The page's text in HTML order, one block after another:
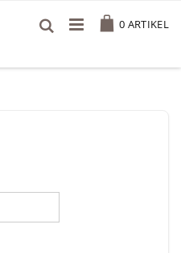
0 ARTIKEL